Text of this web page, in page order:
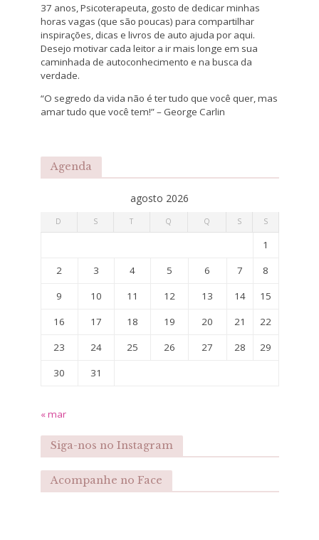
37 anos, Psicoterapeuta, gosto de dedicar minhas
horas vagas (que são poucas) para compartilhar
inspirações, dicas e livros de auto ajuda por aqui.
Desejo motivar cada leitor a ir mais longe em sua
caminhada de autoconhecimento e na busca da
verdade.
“O segredo da vida não é ter tudo que você quer, mas
amar tudo que você tem!” – George Carlin
Agenda
agosto 2026
D S T Q Q S S
1
2
3 4 5 6 7
8
9
10 11 12 13 14
15
16
17 18 19 20 21
22
23
24 25 26 27 28
29
30
31
« mar
Siga-nos no Instagram
Acompanhe no Face